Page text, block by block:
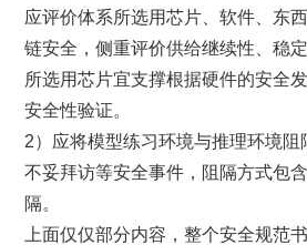
应评价体系所选用芯片、软件、东
链安全，侧重评价供给继续性、稳
所选用芯片宜支撑根据硬件的安全
安全性验证。
2）应将模型练习环境与推理环境阻
不妥拜访等安全事件，阻隔方式包
隔。
上面仅仅部分内容，整个安全规范